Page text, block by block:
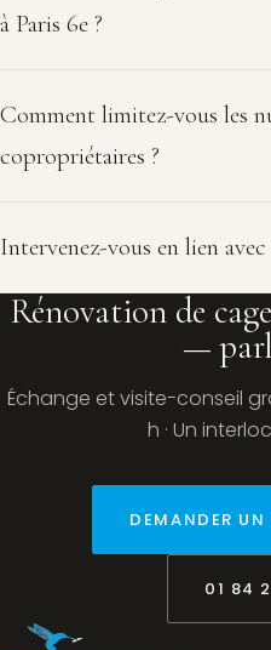
à Paris 6e ?
Comment limitez-vous les
copropriétaires ?
Intervenez-vous en lien
Rénovation de
—
Échange et visite-conseil
h · Un
DEMANDER
01 84